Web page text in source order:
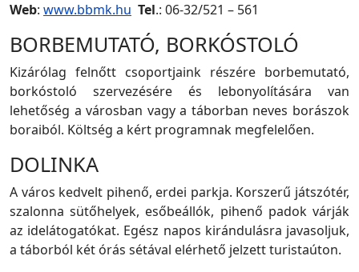
Web: www.bbmk.hu Tel.: 06-32/521 – 561
BORBEMUTATÓ, BORKÓSTOLÓ
Kizárólag felnőtt csoportjaink részére borbemutató,
borkóstoló szervezésére és lebonyolítására van
lehetőség a városban vagy a táborban neves borászok
boraiból. Költség a kért programnak megfelelően.
DOLINKA
A város kedvelt pihenő, erdei parkja. Korszerű játszótér,
szalonna sütőhelyek, esőbeállók, pihenő padok várják
az idelátogatókat. Egész napos kirándulásra javasoljuk,
a táborból két órás sétával elérhető jelzett turistaúton.